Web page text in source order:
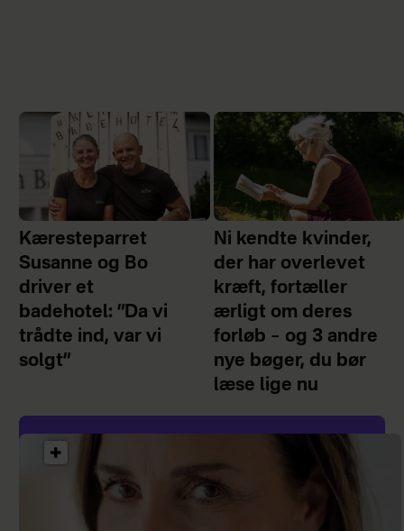
Kæresteparret
Susanne og Bo
driver et
badehotel: ”Da vi
trådte ind, var vi
solgt”
Ni kendte kvinder,
der har overlevet
kræft, fortæller
ærligt om deres
forløb – og 3 andre
nye bøger, du bør
læse lige nu